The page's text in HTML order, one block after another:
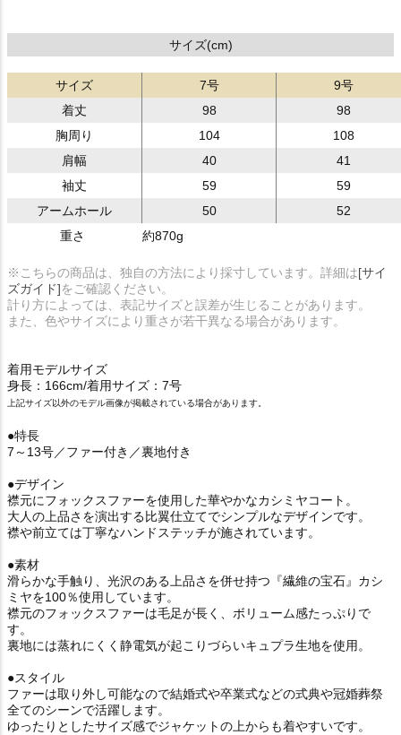
サイズ(cm)
サイズ 7号
9号
着丈
98
98
胸周り
104
108
肩幅
40
41
袖丈
59
59
アームホール
50
52
重さ
約870g
※こちらの商品は、独自の方法により採寸しています。詳細は[サイ
ズガイド]をご確認ください。
計り方によっては、表記サイズと誤差が生じることがあります。
また、色やサイズにより重さが若干異なる場合があります。
着用モデルサイズ
身長：166cm/着用サイズ：7号
上記サイズ以外のモデル画像が掲載されている場合があります。
●特長
7～13号／ファー付き／裏地付き
●デザイン
襟元にフォックスファーを使用した華やかなカシミヤコート。
大人の上品さを演出する比翼仕立てでシンプルなデザインです。
襟や前立ては丁寧なハンドステッチが施されています。
●素材
滑らかな手触り、光沢のある上品さを併せ持つ『繊維の宝石』カシ
ミヤを100％使用しています。
襟元のフォックスファーは毛足が長く、ボリューム感たっぷりで
す。
裏地には蒸れにくく静電気が起こりづらいキュプラ生地を使用。
●スタイル
ファーは取り外し可能なので結婚式や卒業式などの式典や冠婚葬祭
全てのシーンで活躍します。
ゆったりとしたサイズ感でジャケットの上からも着やすいです。